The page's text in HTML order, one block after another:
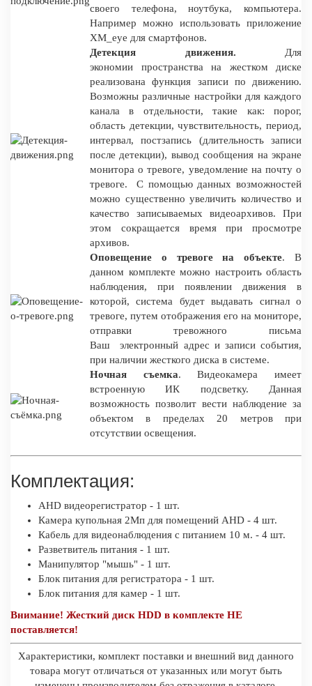
своего телефона, ноутбука, компьютера.
Например можно использовать приложение
XM_eye для смартфонов.
Детекция движения. Для
экономии пространства на жестком диске
реализована функция записи по движению.
Возможны различные настройки для каждого
канала в отдельности, такие как: порог,
область детекции, чувствительность, период,
интервал, постзапись (длительность записи
после детекции), вывод сообщения на экране
монитора о тревоге, уведомление на почту о
тревоге. С помощью данных возможностей
можно существенно увеличить количество и
качество записываемых видеоархивов. При
этом сокращается время при просмотре
архивов.
Оповещение о тревоге на объекте. В
данном комплекте можно настроить область
наблюдения, при появлении движения в
которой, система будет выдавать сигнал о
тревоге, путем отображения его на мониторе,
отправки тревожного письма
Ваш электронный адрес и записи события,
при наличии жесткого диска в системе.
Ночная съемка. Видеокамера имеет
встроенную ИК подсветку. Данная
возможность позволит вести наблюдение за
объектом в пределах 20 метров при
отсутствии освещения.
Комплектация:
AHD видеорегистратор - 1 шт.
Камера купольная 2Мп для помещений AHD - 4 шт.
Кабель для видеонаблюдения с питанием 10 м. - 4 шт.
Разветвитель питания - 1 шт.
Манипулятор "мышь" - 1 шт.
Блок питания для регистратора - 1 шт.
Блок питания для камер - 1 шт.
Внимание! Жесткий диск HDD в комплекте НЕ
поставляется!
Характеристики, комплект поставки и внешний вид данного
товара могут отличаться от указанных или могут быть